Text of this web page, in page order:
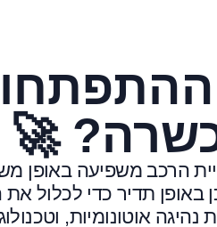
🚀
הרכב משפיעה באופן
תדיר כדי לכלול את
אוטונומיות,